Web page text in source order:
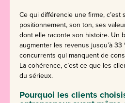
Ce qui différencie une firme, c’est
positionnement, son ton, ses
dont elle raconte son histoire. Un
augmenter les revenus jusqu’à 33
concurrents qui manquent de
La cohérence, c’est ce que les
du sérieux.
Pourquoi les clients